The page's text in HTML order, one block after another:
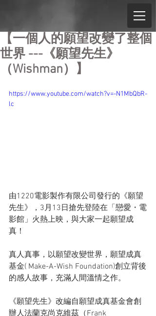
【一個人的願望改變了整個
世界 ---《願望先生》
（Wishman）】
https://www.youtube.com/watch?v=-N1MbQbR-
lc
由1220電影製作有限公司發行的《願望
先生》，3月13日搶先登陸在「戀愛・電
影館」火熱上映，與大家一起願望成
真！
真人真事，以願望改變世界，願望成真
基金( Make-A-Wish Foundation)創立背後
的感人故事，充滿人間溫情之作。
《願望先生》改編自願望成真基金會創
辦人法蘭克尚克維茲（Frank